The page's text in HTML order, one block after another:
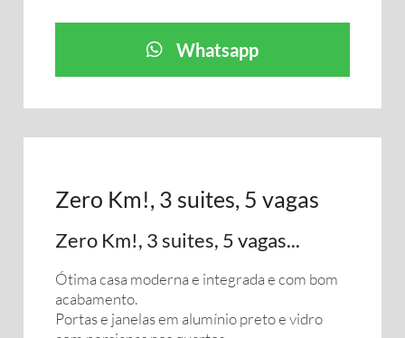
Whatsapp
Zero Km!, 3 suites, 5 vagas
Zero Km!, 3 suites, 5 vagas...
Ótima casa moderna e integrada e com bom
acabamento.
Portas e janelas em alumínio preto e vidro